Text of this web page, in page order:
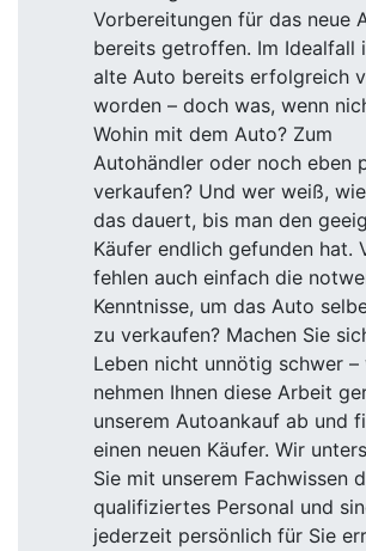
Vorbereitungen für das neue
bereits getroffen. Im Idealfall
alte Auto bereits erfolgreich
worden – doch was, wenn
Wohin mit dem Auto? Zum
Autohändler oder noch eben
verkaufen? Und wer weiß,
das dauert, bis man den
Käufer endlich gefunden hat.
fehlen auch einfach die
Kenntnisse, um das Auto
zu verkaufen? Machen Sie
Leben nicht unnötig schwer –
nehmen Ihnen diese Arbeit
unserem Autoankauf ab und
einen neuen Käufer. Wir
Sie mit unserem Fachwissen
qualifiziertes Personal und
jederzeit persönlich für Sie